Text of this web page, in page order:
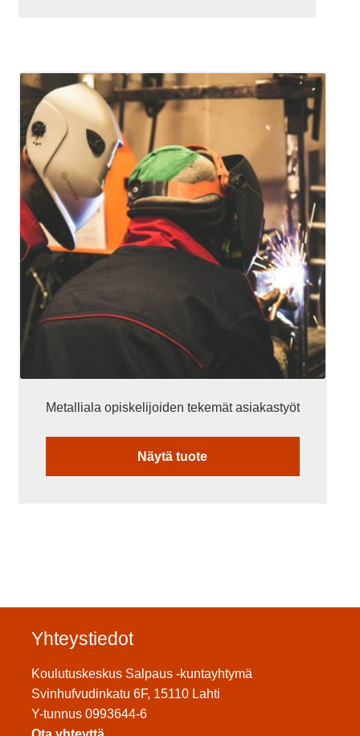
Metalliala opiskelijoiden tekemät asiakastyöt
Näytä tuote
Yhteystiedot
Koulutuskeskus Salpaus -kuntayhtymä
Svinhufvudinkatu 6F, 15110 Lahti
Y-tunnus 0993644-6